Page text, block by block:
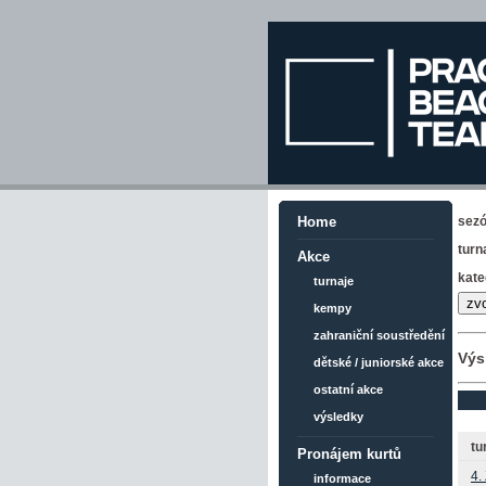
Home
Akce
turnaje
kempy
zahraniční soustředění
dětské / juniorské akce
ostatní akce
výsledky
Pronájem kurtů
informace
4.